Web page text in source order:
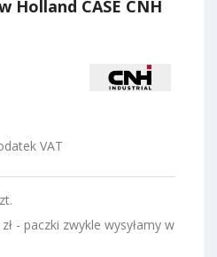
Holland CASE CNH
VAT
- paczki zwykle wysyłamy w